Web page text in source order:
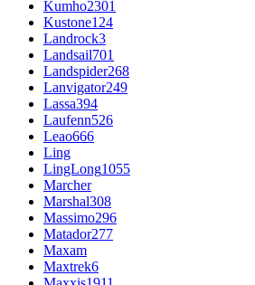
Kumho2301
Kustone124
Landrock3
Landsail701
Landspider268
Lanvigator249
Lassa394
Laufenn526
Leao666
Ling
LingLong1055
Marcher
Marshal308
Massimo296
Matador277
Maxam
Maxtrek6